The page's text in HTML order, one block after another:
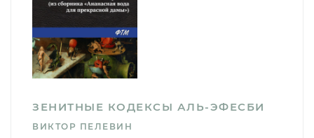
ЗЕНИТНЫЕ КОДЕКСЫ АЛЬ-ЭФЕСБИ
ВИКТОР ПЕЛЕВИН